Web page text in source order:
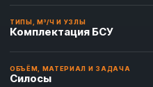
ТИПЫ, М³/Ч И УЗЛЫ
Комплектация БСУ
ОБЪЁМ, МАТЕРИАЛ И ЗАДАЧА
Силосы